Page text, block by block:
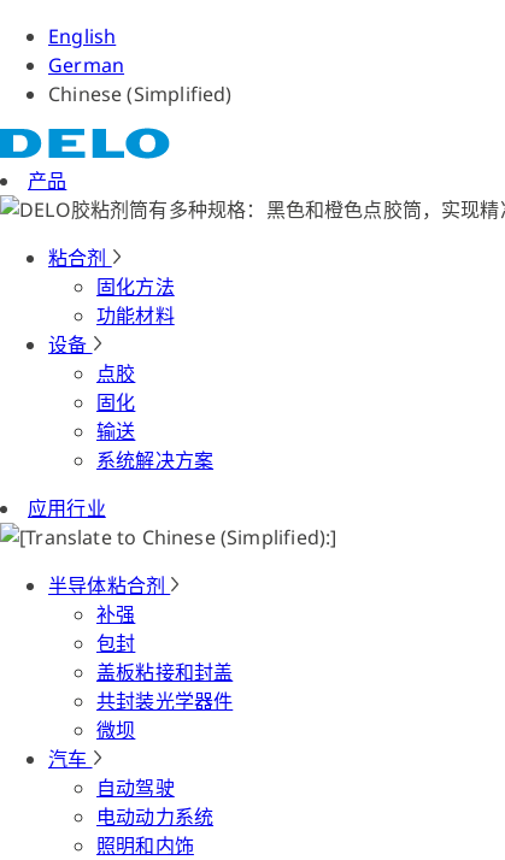
English
German
Chinese (Simplified)
产品
粘合剂
固化方法
功能材料
设备
点胶
固化
输送
系统解决方案
应用行业
半导体粘合剂
补强
包封
盖板粘接和封盖
共封装光学器件
微坝
汽车
自动驾驶
电动动力系统
照明和内饰